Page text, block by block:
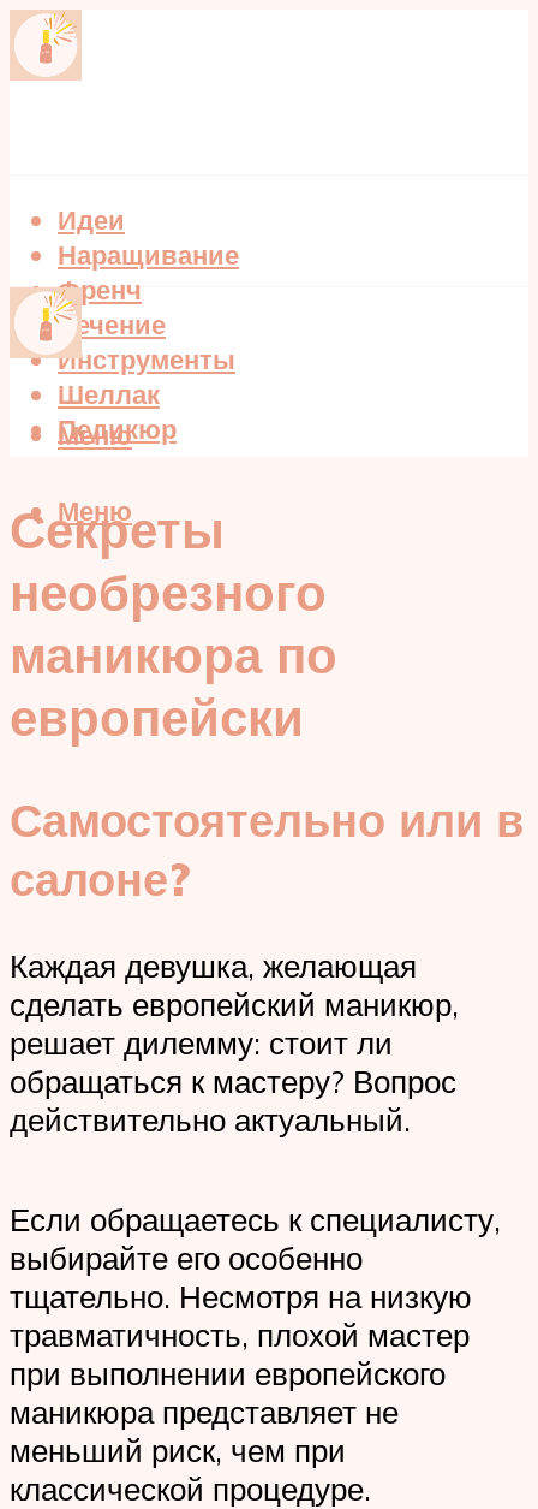
Идеи
Наращивание
Френч
Лечение
Инструменты
Шеллак
Педикюр
Меню
Меню
Секреты
необрезного
маникюра по
европейски
Самостоятельно или в
салоне?
Каждая девушка, желающая
сделать европейский маникюр,
решает дилемму: стоит ли
обращаться к мастеру? Вопрос
действительно актуальный.
Если обращаетесь к специалисту,
выбирайте его особенно
тщательно. Несмотря на низкую
травматичность, плохой мастер
при выполнении европейского
маникюра представляет не
меньший риск, чем при
классической процедуре.